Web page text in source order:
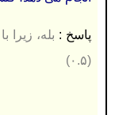
پاسخ : بله، زیرا
(۰.۵)